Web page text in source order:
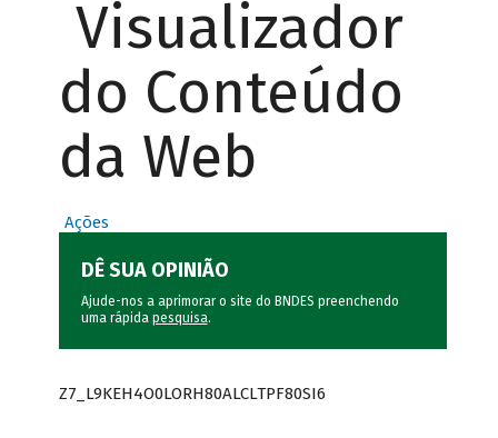
Visualizador
do Conteúdo
da Web
Ações
DÊ SUA OPINIÃO
Ajude-nos a aprimorar o site do BNDES preenchendo
uma rápida pesquisa.
Z7_L9KEH4O0LORH80ALCLTPF80SI6